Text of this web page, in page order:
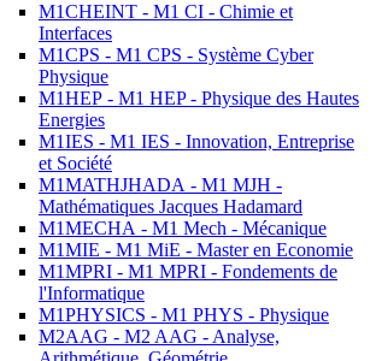
M1CHEINT - M1 CI - Chimie et
Interfaces
M1CPS - M1 CPS - Système Cyber
Physique
M1HEP - M1 HEP - Physique des Hautes
Energies
M1IES - M1 IES - Innovation, Entreprise
et Société
M1MATHJHADA - M1 MJH -
Mathématiques Jacques Hadamard
M1MECHA - M1 Mech - Mécanique
M1MIE - M1 MiE - Master en Economie
M1MPRI - M1 MPRI - Fondements de
l'Informatique
M1PHYSICS - M1 PHYS - Physique
M2AAG - M2 AAG - Analyse,